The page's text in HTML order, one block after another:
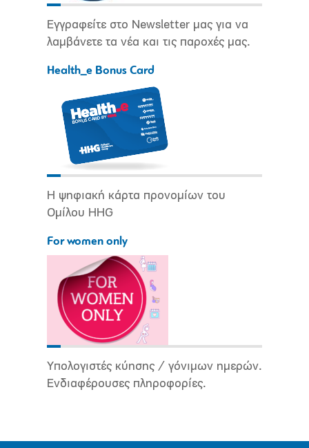
Εγγραφείτε στο Newsletter μας για να
λαμβάνετε τα νέα και τις παροχές μας.
Health_e Bonus Card
Η ψηφιακή κάρτα προνομίων του
Ομίλου HHG
For women only
Υπολογιστές κύησης / γόνιμων ημερών.
Ενδιαφέρουσες πληροφορίες.